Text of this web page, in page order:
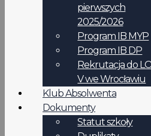
Standardy Ochrony
Regulaminy
IB-DP
Podanie - wzór
Duplikaty dokumentów
RODO
Uczniowie
Samorząd
Rozkład
IB-DP -
pierwszych
2025/2026
Program IB MYP
Program IB DP
Rekrutacja do
V we Wrocławiu
Klub Absolwenta
Dokumenty
Statut szkoły